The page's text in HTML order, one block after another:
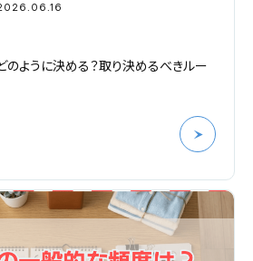
ように決める？取り決めるべきルー